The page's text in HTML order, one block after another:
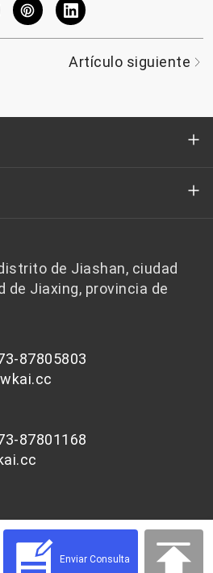
Artículo siguiente
para botellas
son aptos para botellas
de Jiashan, ciudad
de Jiaxing, provincia de
87805803
87801168
PET para diferentes aplicaciones | WKAI -
Enviar Consulta